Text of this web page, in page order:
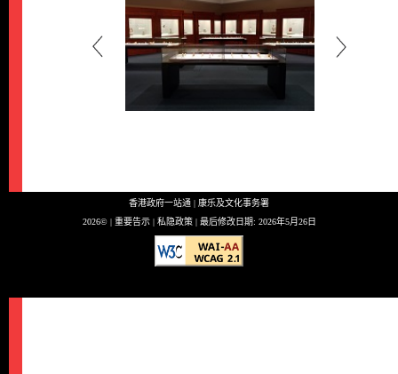
香港政府一站通 | 康乐及文化事务署
2026© | 重要告示| 私隐政策| 最后修改日期: 2026年5月26日